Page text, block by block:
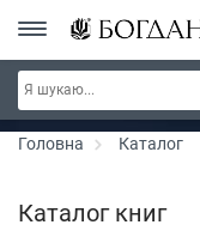
РОЗПРОДАЖ ~ 150 грн ~
300 грн ~
Головна Каталог
Каталог книг